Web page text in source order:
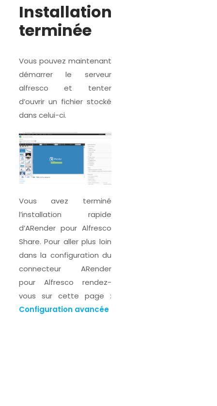
Installation
terminée
Vous pouvez maintenant
démarrer le serveur
alfresco et tenter
d’ouvrir un fichier stocké
dans celui-ci.
Vous avez terminé
l’installation rapide
d’ARender pour Alfresco
Share. Pour aller plus loin
dans la configuration du
connecteur ARender
pour Alfresco rendez-
vous sur cette page :
Configuration avancée